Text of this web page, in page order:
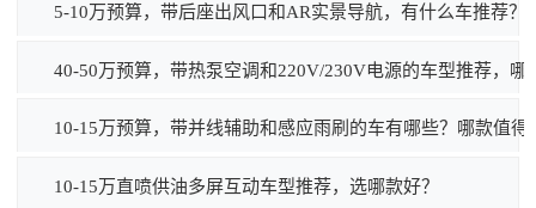
5-10万预算，带后座出风口和AR实景导航，有什么车推荐？
40-50万预算，带热泵空调和220V/230V电源的车型推荐，哪
10-15万预算，带并线辅助和感应雨刷的车有哪些？哪款值得
10-15万直喷供油多屏互动车型推荐，选哪款好？